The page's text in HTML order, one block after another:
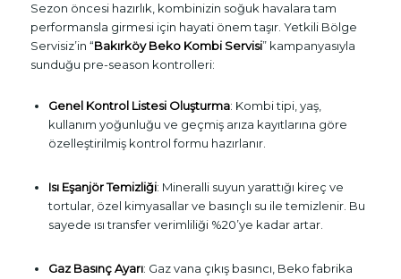
Sezon öncesi hazırlık, kombinizin soğuk havalara tam
performansla girmesi için hayati önem taşır. Yetkili Bölge
Servisiz’in “Bakırköy Beko Kombi Servisi” kampanyasıyla
sunduğu pre-season kontrolleri:
Genel Kontrol Listesi Oluşturma: Kombi tipi, yaş,
kullanım yoğunluğu ve geçmiş arıza kayıtlarına göre
özelleştirilmiş kontrol formu hazırlanır.
Isı Eşanjör Temizliği: Mineralli suyun yarattığı kireç ve
tortular, özel kimyasallar ve basınçlı su ile temizlenir. Bu
sayede ısı transfer verimliliği %20’ye kadar artar.
Gaz Basınç Ayarı: Gaz vana çıkış basıncı, Beko fabrika